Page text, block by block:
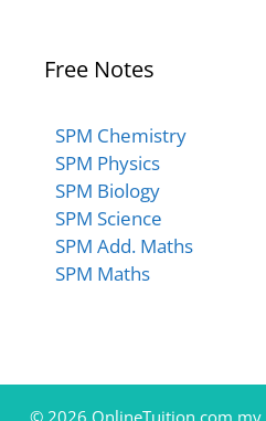
Free Notes
SPM Chemistry
SPM Physics
SPM Biology
SPM Science
SPM Add. Maths
SPM Maths
© 2026 OnlineTuition.com.my